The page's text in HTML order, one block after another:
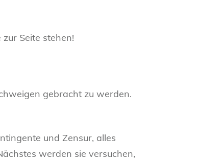
Seite stehen!
gebracht zu werden.
und Zensur, alles
werden sie versuchen,